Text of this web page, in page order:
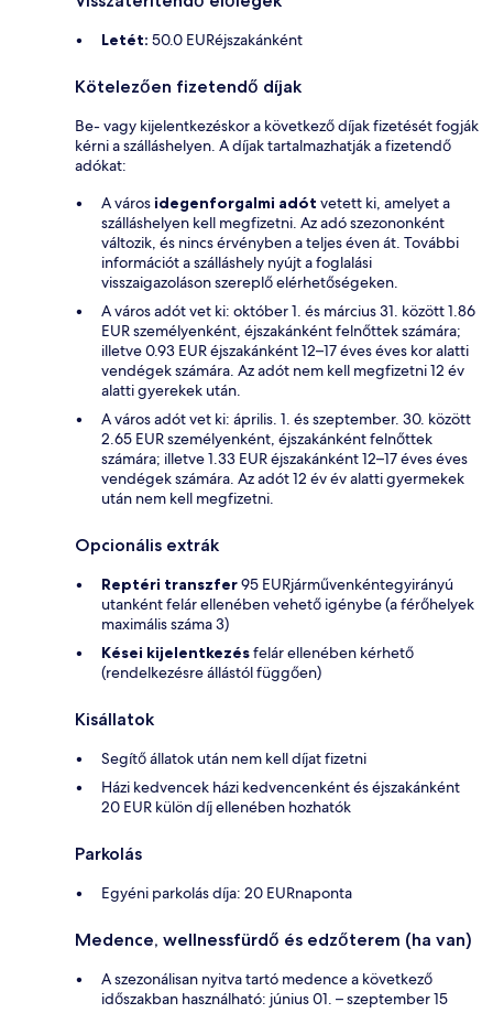
Letét: 50.0 EURéjszakánként
Kötelezően fizetendő díjak
Be- vagy kijelentkezéskor a következő díjak fizetését fogják
kérni a szálláshelyen. A díjak tartalmazhatják a fizetendő
adókat:
A városidegenforgalmi adót vetett ki, amelyet a
szálláshelyen kell megfizetni. Az adó szezononként
változik, és nincs érvényben a teljes éven át. További
információt a szálláshely nyújt a foglalási
visszaigazoláson szereplő elérhetőségeken.
A város adót vet ki: október 1. és március 31. között 1.86
EUR személyenként, éjszakánként felnőttek számára;
illetve 0.93 EUR éjszakánként 12–17 éves éves kor alatti
vendégek számára. Az adót nem kell megfizetni 12 év
alatti gyerekek után.
A város adót vet ki: április. 1. és szeptember. 30. között
2.65 EUR személyenként, éjszakánként felnőttek
számára; illetve 1.33 EUR éjszakánként 12–17 éves éves
vendégek számára. Az adót 12 év év alatti gyermekek
után nem kell megfizetni.
Opcionális extrák
Reptéri transzfer95 EURjárművenkéntegyirányú
utanként felár ellenében vehető igénybe (a férőhelyek
maximális száma 3)
Kései kijelentkezésfelár ellenében kérhető
(rendelkezésre állástól függően)
Kisállatok
Segítő állatok után nem kell díjat fizetni
Házi kedvencek házi kedvencenként és éjszakánként
20 EUR külön díj ellenében hozhatók
Parkolás
Egyéni parkolás díja: 20 EURnaponta
Medence, wellnessfürdő és edzőterem (ha van)
A szezonálisan nyitva tartó medence a következő
időszakban használható: június 01. – szeptember 15